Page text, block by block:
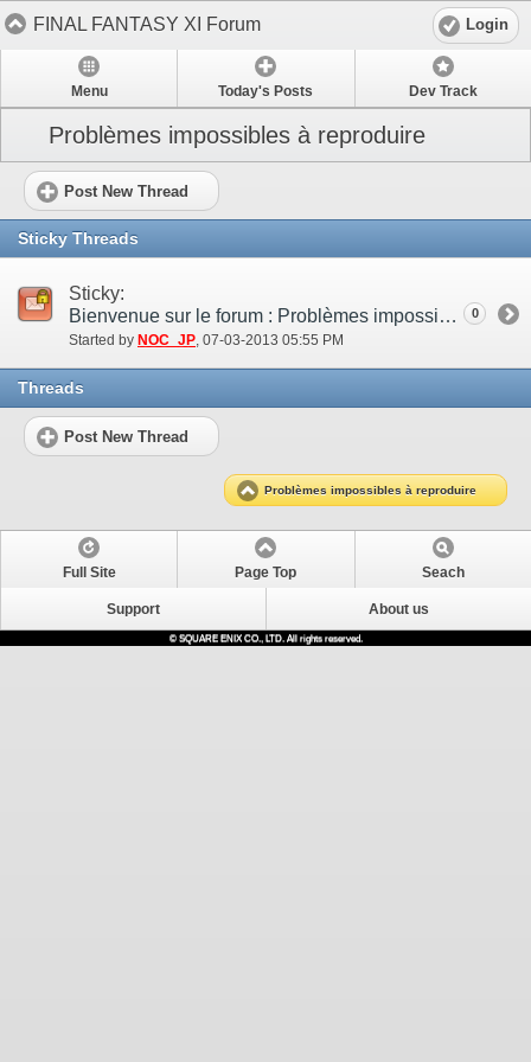
FINAL FANTASY XI Forum Login
Menu Today's Posts Dev Track
Problèmes impossibles à reproduire
Post New Thread
Sticky Threads
Sticky:
Bienvenue sur le forum : Problèmes impossibles à reproduire !
Started by NOC_JP‎, 07-03-2013 05:55 PM
0
Threads
Post New Thread
Problèmes impossibles à reproduire
Full Site Page Top Seach
Support About us
© SQUARE ENIX CO., LTD. All rights reserved.